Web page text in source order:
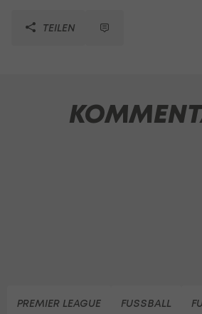
TEILEN
PREMIER LEAGUE FUSSBALL